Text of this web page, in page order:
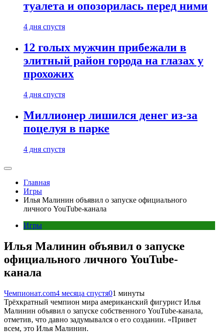
туалета и опозорилась перед ними
4 дня спустя
12 голых мужчин прибежали в
элитный район города на глазах у
прохожих
4 дня спустя
Миллионер лишился денег из-за
поцелуя в парке
4 дня спустя
Главная
Игры
Илья Малинин объявил о запуске официального
личного YouTube-канала
Игры
Илья Малинин объявил о запуске
официального личного YouTube-
канала
Чемпионат.com4 месяца спустя01 минуты
Трёхкратный чемпион мира американский фигурист Илья
Малинин объявил о запуске собственного YouTube-канала,
отметив, что давно задумывался о его создании. «Привет
всем, это Илья Малинин.